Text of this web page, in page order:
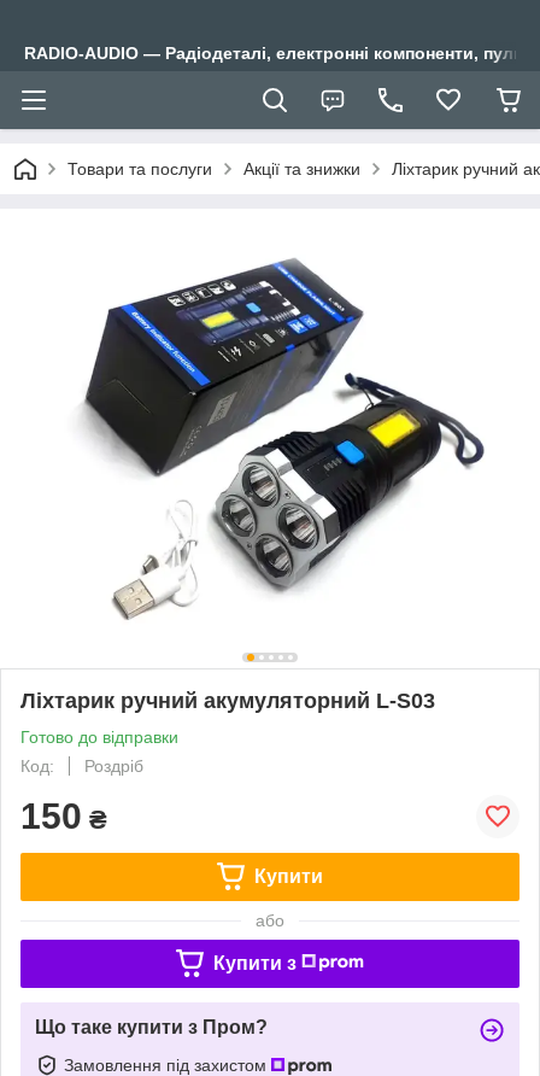
RADIO-AUDIO — Радіодеталі, електронні компоненти,
Товари та послуги Акції та знижки Ліхтарик ручний
Ліхтарик ручний акумуляторний L-S03
Готово до відправки
Код:
Роздріб
150 ₴
Купити
або
Купити з
Що таке купити з Пром?
Замовлення під захистом